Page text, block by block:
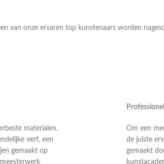
van onze ervaren top kunstenaars worden
materialen.
verf, een
gemaakt op
Om een
de juiste
gemaakt